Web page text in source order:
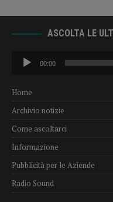
ASCOLTA LE
Audio
Player
00:00
Home
Archivio notizie
Come ascoltarci
Informazione
Pubblicità per le Aziende
Radio Sound